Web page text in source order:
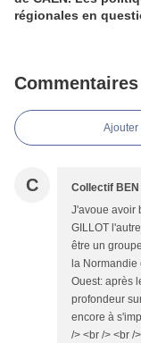
régionales en
Commentaires
Ajouter
C Collectif BEN
J'avoue avoir
GILLOT
être un
la
Ouest: après
profondeur
encore à
/> <br /> <br /